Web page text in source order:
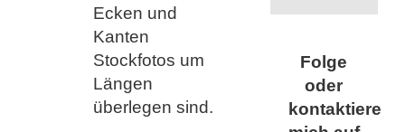
Ecken und
Kanten
Stockfotos um
Längen
überlegen sind.
Folge
oder
kontaktiere